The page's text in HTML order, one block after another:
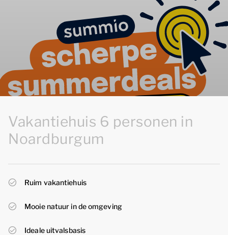
Vakantiehuis 6 personen in
Noardburgum
Ruim vakantiehuis
Mooie natuur in de omgeving
Ideale uitvalsbasis